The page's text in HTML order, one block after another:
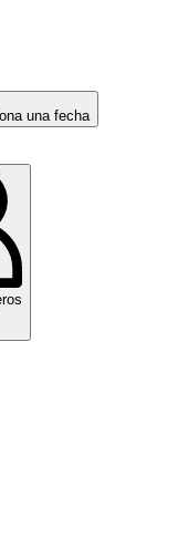
una fecha